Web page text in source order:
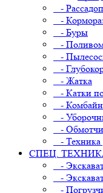
-
-
- Буры
-
-
-
- Жатка
- Катки
-
-
-
- Техника
СПЕЦ.
-
-
-